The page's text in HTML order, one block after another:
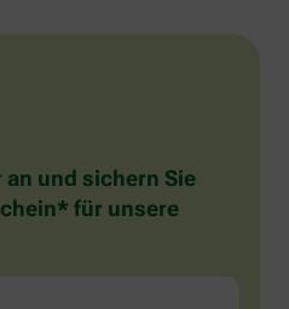
und sichern Sie
für unsere